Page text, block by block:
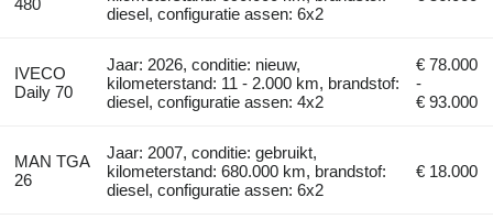
480
diesel, configuratie assen: 6x2
IVECO
Daily 70
Jaar: 2026, conditie: nieuw,
kilometerstand: 11 - 2.000 km, brandstof:
diesel, configuratie assen: 4x2
€ 78.000
-
€ 93.000
MAN TGA
26
Jaar: 2007, conditie: gebruikt,
kilometerstand: 680.000 km, brandstof:
diesel, configuratie assen: 6x2
€ 18.000